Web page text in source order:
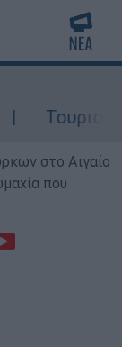
Τουρισμός
στο Αιγαίο
που